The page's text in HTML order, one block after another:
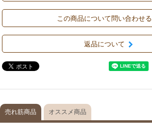
この商品について問い合わせる
返品について
売れ筋商品 オススメ商品